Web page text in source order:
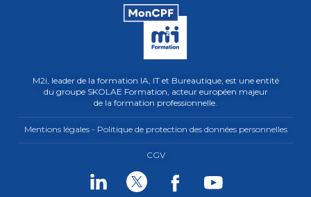
M2i, leader de la formation IA, IT et Bureautique, est une entité
du groupe SKOLAE Formation, acteur européen majeur
de la formation professionnelle.
Mentions légales - Politique de protection des données personnelles
CGV
Facebook Youtube